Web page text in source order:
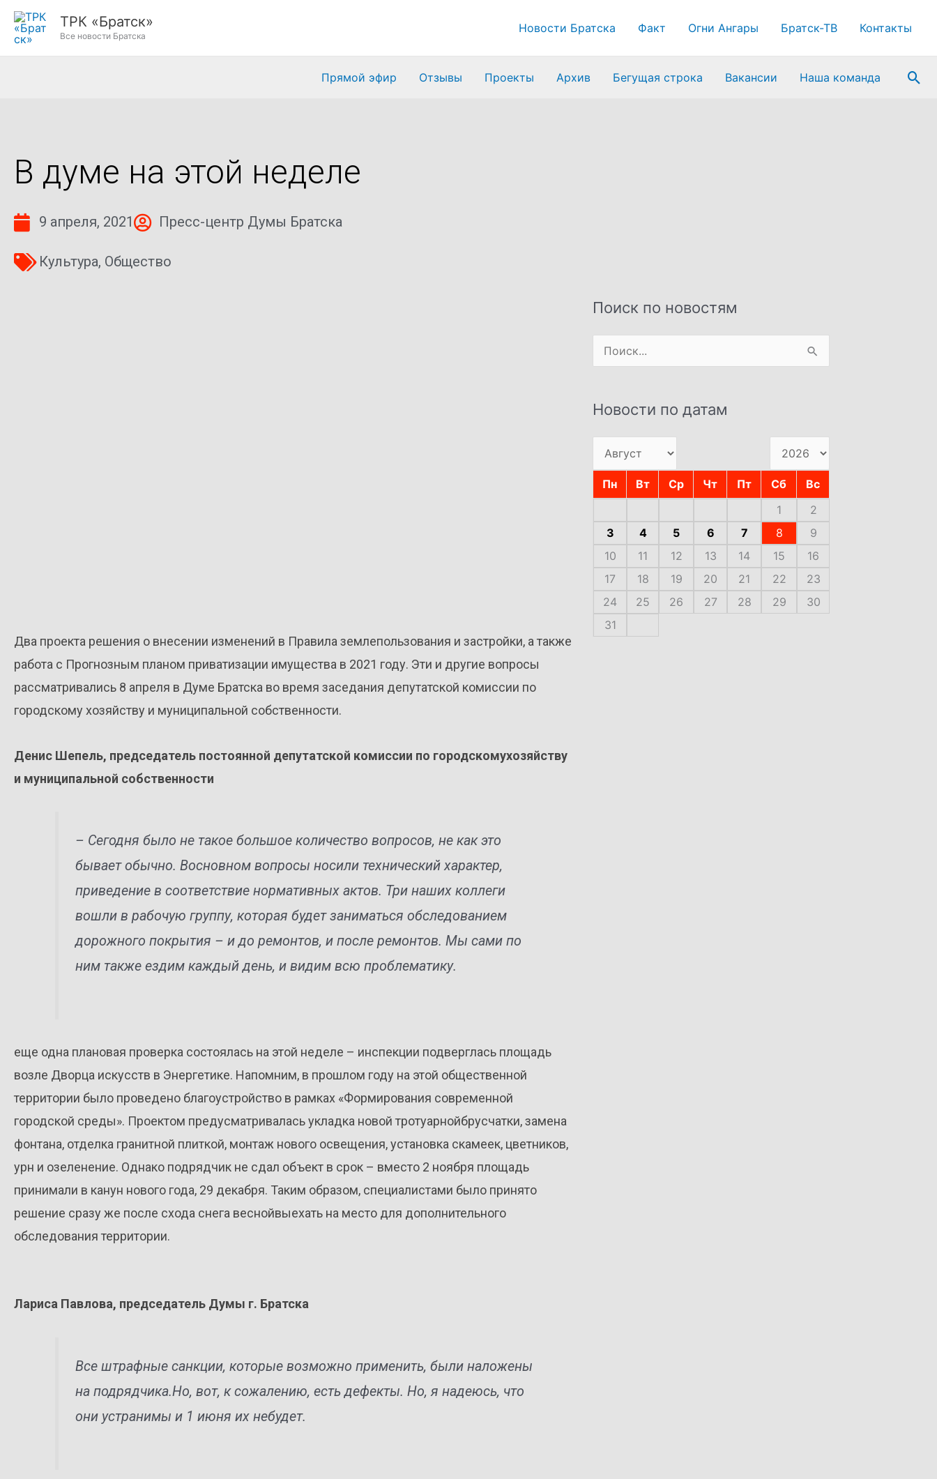
Перейти
ТРК «Братск»
Все новости Братска
Новости Братска Факт Огни Ангары Братск-ТВ Контакты
Прямой эфир Отзывы Проекты Архив Бегущая строка Вакансии Наша команда
В думе на этой неделе
9 апреля, 2021 Пресс-центр Думы Братска
Культура, Общество
Два проекта решения о внесении изменений в Правила землепользования и застройки, а также
работа с Прогнозным планом приватизации имущества в 2021 году. Эти и другие вопросы
рассматривались 8 апреля в Думе Братска во время заседания депутатской комиссии по
городскому хозяйству и муниципальной собственности.
Денис Шепель, председатель постоянной депутатской комиссии по городскомухозяйству
и муниципальной собственности
– Сегодня было не такое большое количество вопросов, не как это
бывает обычно. Восновном вопросы носили технический характер,
приведение в соответствие нормативных актов. Три наших коллеги
вошли в рабочую группу, которая будет заниматься обследованием
дорожного покрытия – и до ремонтов, и после ремонтов. Мы сами по
ним также ездим каждый день, и видим всю проблематику.
еще одна плановая проверка состоялась на этой неделе – инспекции подверглась площадь
возле Дворца искусств в Энергетике. Напомним, в прошлом году на этой общественной
территории было проведено благоустройство в рамках «Формирования современной
городской среды». Проектом предусматривалась укладка новой тротуарнойбрусчатки, замена
фонтана, отделка гранитной плиткой, монтаж нового освещения, установка скамеек, цветников,
урн и озеленение. Однако подрядчик не сдал объект в срок – вместо 2 ноября площадь
принимали в канун нового года, 29 декабря. Таким образом, специалистами было принято
решение сразу же после схода снега веснойвыехать на место для дополнительного
обследования территории.
Лариса Павлова, председатель Думы г. Братска
Все штрафные санкции, которые возможно применить, были наложены
на подрядчика.Но, вот, к сожалению, есть дефекты. Но, я надеюсь, что
они устранимы и 1 июня их небудет.
Поиск по новостям
Поиск:
Новости по датам
Пн Вт Ср Чт Пт Сб
Вс
1
2
3
4 5 6 7 8
9
10
11 12 13 14 15
16
17
18 19 20 21 22
23
24
25 26 27 28 29
30
31